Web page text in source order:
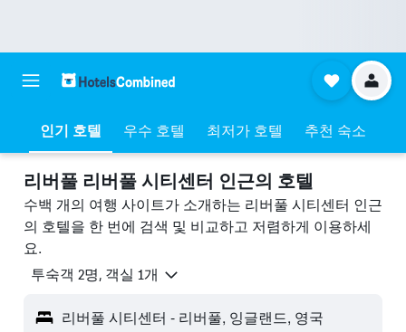
인기 호텔 우수 호텔 최저가 호텔 추천 숙소
리버풀 리버풀 시티센터 ​인근의 호텔
수백 개의 여행 사이트가 소개하는 리버풀 시티센터 인근
의 호텔을 한 번에 검색 및 비교하고 저렴하게 이용하세
요.
​투숙객 2​명, ​객실 1개
리버풀 시티센터 - 리버풀, 잉글랜드, 영국